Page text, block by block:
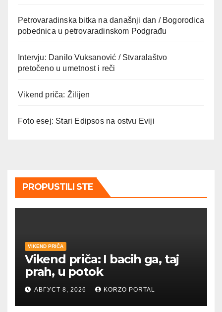
Petrovaradinska bitka na današnji dan / Bogorodica
pobednica u petrovaradinskom Podgrađu
Intervju: Danilo Vuksanović / Stvaralaštvo
pretočeno u umetnost i reči
Vikend priča: Žilijen
Foto esej: Stari Edipsos na ostvu Eviji
PROPUSTILI STE
VIKEND PRIČA
Vikend priča: I bacih ga, taj
prah, u potok
АВГУСТ 8, 2026 KORZO PORTAL